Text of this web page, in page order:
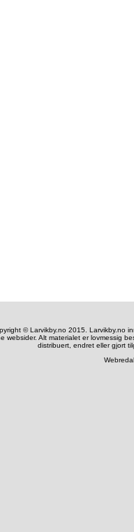
© Larvikby.no 2015. Larvikby.no
websider. Alt materialet er lovmessig
distribuert, endret eller gjort